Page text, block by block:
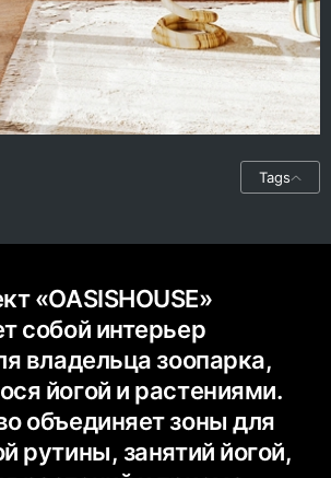
Tags
«OASISHOUSE»
собой интерьер
владельца зоопарка,
йогой и растениями.
объединяет зоны для
рутины, занятий йогой,